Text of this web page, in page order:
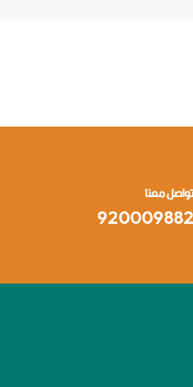
تواصل معنا
920009882